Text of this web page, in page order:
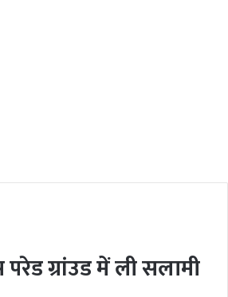
ग्रांउड में ली सलामी